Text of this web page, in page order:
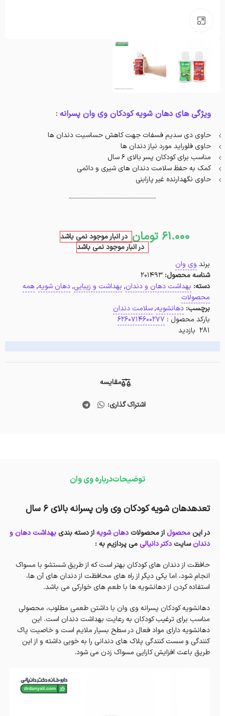
ویژگی های دهان شویه کودکان وی وان پسرانه :
حاوی دی سدیم فسفات جهت کاهش حساسیت دندان ها
حاوی فلوراید مورد نیاز دندان ها
مناسب برای کودکان پسر بالای 6 سال
کمک به حفظ سلامت دندان های شیری و دائمی
حاوی نگهدارنده غیر پارابنی
61.000 تومان در انبار موجود نمی باشد
در انبار موجود نمی باشد
برند وی وان
شناسه محصول: 201493
دسته: بهداشت دهان و دندان, بهداشت و زیبایی,دهان شویه,همه
محصولات
برچسب: دهانشویه,سلامت دندان
بارکد محصول : 6260714600277
281 بازدید
مقایسه
اشتراک گذاری:
توضیحاتدرباره وی وان
تعدهدهان شویه کودکان وی وان پسرانه بالای ۶ سال
در این محصول از محصولات دهان شویهاز دسته بندی بهداشت دهان و
دندانسایتدکتر دانیالیمی پردازیم به :
حافظت از دندان ‌های کودکان بهتر است که از طريق شستشو با مسواک
انجام ‌شود، اما يکی ديگر از راه ‌های محافظت از دندان‌ های آن ها،
استفاده کردن از دهانشويه‌ ها با طعم‌ های خوارکی می باشد.
دهانشویه کودکان پسرانه وی وان با داشتن طعمی مطلوب، محصولی
مناسب برای ترغيب کودکان به رعايت بهداشت دندان است. این
دهانشویه دارای مواد فعال در سطح بسیار ملایم است و خاصیت پاک
کنندگی و سست کنندگی پلاک های دندانی را به خوبی داشته و از این
طریق باعث افزایش کارایی مسواک زدن می شود.